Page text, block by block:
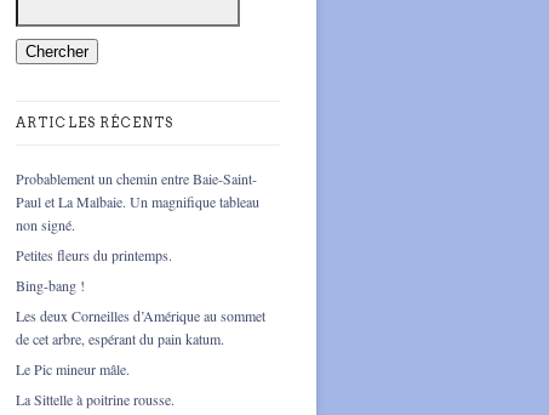
ARTICLES RÉCENTS
Probablement un chemin entre Baie-Saint-
Paul et La Malbaie. Un magnifique tableau
non signé.
Petites fleurs du printemps.
Bing-bang !
Les deux Corneilles d’Amérique au sommet
de cet arbre, espérant du pain katum.
Le Pic mineur mâle.
La Sittelle à poitrine rousse.